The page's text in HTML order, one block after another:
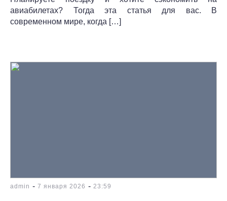
авиабилетах? Тогда эта статья для вас. В
современном мире, когда […]
admin - 7 января 2026 - 23:59